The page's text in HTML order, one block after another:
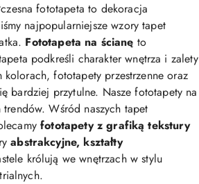
fototapeta to dekoracja
najpopularniejsze wzory tapet
Fototapeta na ścianę to
podkreśli charakter wnętrza i zalety
fototapety przestrzenne oraz
bardziej przytulne. Nasze fototapety na
Wśród naszych tapet
fototapety z grafiką tekstury
abstrakcyjne, kształty
królują we wnętrzach w stylu